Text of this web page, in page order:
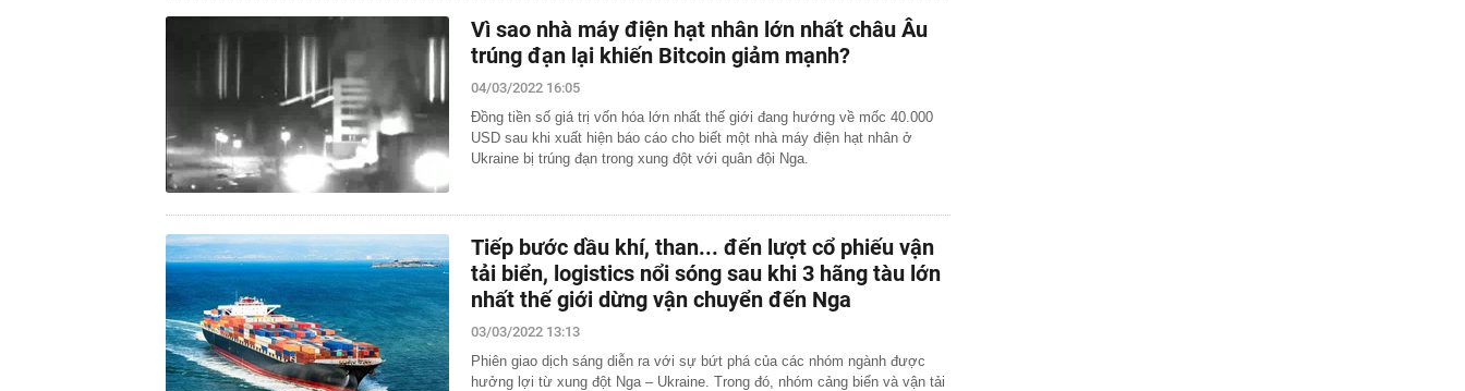
Vì sao nhà máy điện hạt nhân lớn nhất châu Âu
trúng đạn lại khiến Bitcoin giảm mạnh?
04/03/2022 16:05
Đồng tiền số giá trị vốn hóa lớn nhất thế giới đang hướng về mốc 40.000
USD sau khi xuất hiện báo cáo cho biết một nhà máy điện hạt nhân ở
Ukraine bị trúng đạn trong xung đột với quân đội Nga.
Tiếp bước dầu khí, than... đến lượt cổ phiếu vận
tải biển, logistics nổi sóng sau khi 3 hãng tàu lớn
nhất thế giới dừng vận chuyển đến Nga
03/03/2022 13:13
Phiên giao dịch sáng diễn ra với sự bứt phá của các nhóm ngành được
hưởng lợi từ xung đột Nga – Ukraine. Trong đó, nhóm cảng biển và vận tải